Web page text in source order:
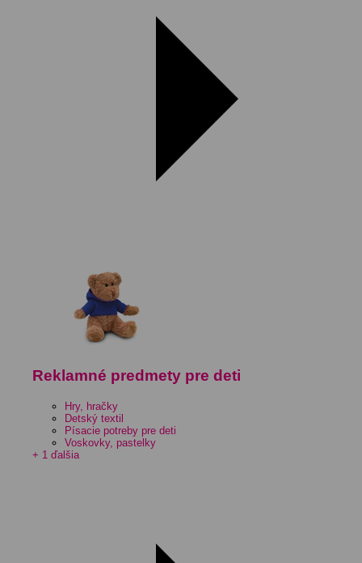
Reklamné predmety pre deti
Hry, hračky
Detský textil
Písacie potreby pre deti
Voskovky, pastelky
+ 1 ďalšia